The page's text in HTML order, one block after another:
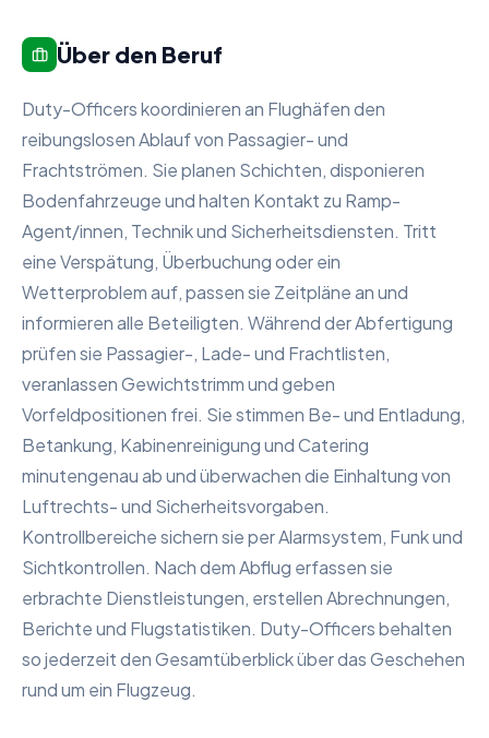
Über den Beruf
Duty-Officers koordinieren an Flughäfen den
reibungslosen Ablauf von Passagier- und
Frachtströmen. Sie planen Schichten, disponieren
Bodenfahrzeuge und halten Kontakt zu Ramp-
Agent/innen, Technik und Sicherheitsdiensten. Tritt
eine Verspätung, Überbuchung oder ein
Wetterproblem auf, passen sie Zeitpläne an und
informieren alle Beteiligten. Während der Abfertigung
prüfen sie Passagier-, Lade- und Frachtlisten,
veranlassen Gewichtstrimm und geben
Vorfeldpositionen frei. Sie stimmen Be- und Entladung,
Betankung, Kabinenreinigung und Catering
minutengenau ab und überwachen die Einhaltung von
Luftrechts- und Sicherheitsvorgaben.
Kontrollbereiche sichern sie per Alarmsystem, Funk und
Sichtkontrollen. Nach dem Abflug erfassen sie
erbrachte Dienstleistungen, erstellen Abrechnungen,
Berichte und Flugstatistiken. Duty-Officers behalten
so jederzeit den Gesamtüberblick über das Geschehen
rund um ein Flugzeug.